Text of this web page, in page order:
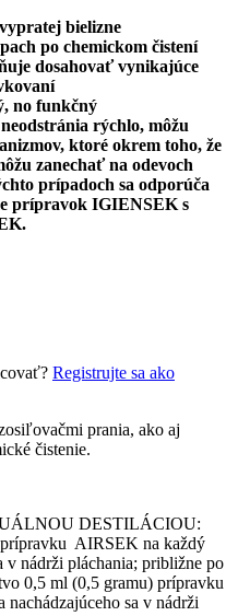
bielizne
po chemickom čistení
dosahovať vynikajúce
no funkčný
rýchlo, môžu
ktoré okrem toho, že
zanechať na odevoch
prípadoch sa odporúča
prípravok IGIENSEK s
Registrujte sa ako
prania, ako aj
čistenie.
DESTILÁCIOU:
AIRSEK na každý
v nádrži pláchania; približne po
0,5 ml (0,5 gramu) prípravku
sa v nádrži